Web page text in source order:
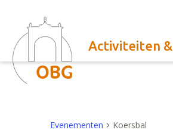
Evenementen Koersbal
Activiteiten